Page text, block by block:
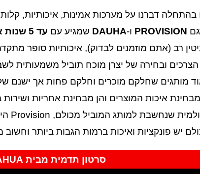
דברנו על מערכות אמינות, איכותיות,
PROVISION ו-DAUHA שמגיע עם עד 5 שנות אחריות
רב (אתם מוזמנים לבדוק), איכותיות סופר
ובחירה של יצרן מוכח תוביל משמעותית
מותגים שחלקם מוכרים וחלקם פחות אך ישנם
יש פונקציות ואיכות ברמות הגבות ביותר
סרטון תדמית מבית WHAT IS COLOR - DAHUA